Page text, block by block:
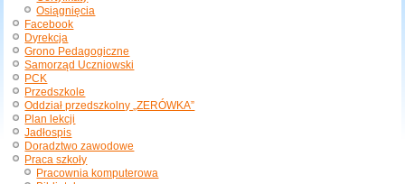
Osiągnięcia
Facebook
Dyrekcja
Grono Pedagogiczne
Samorząd Uczniowski
PCK
Przedszkole
Oddział przedszkolny „ZERÓWKA”
Plan lekcji
Jadłospis
Doradztwo zawodowe
Praca szkoły
Pracownia komputerowa